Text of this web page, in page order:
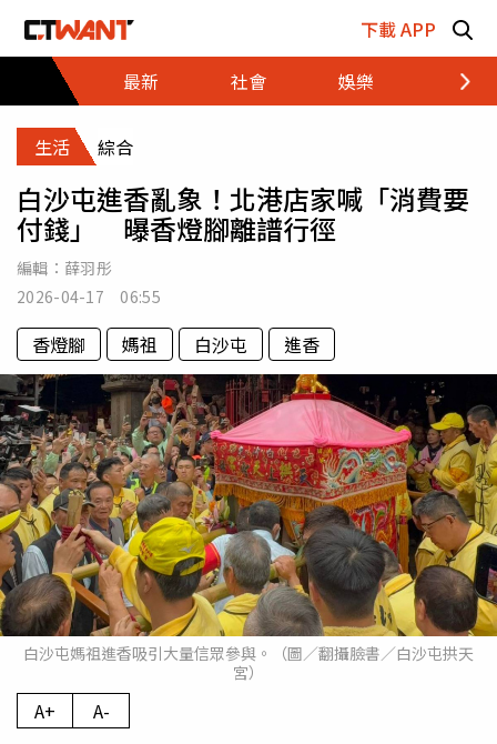
下載 APP
最新
社會 娛樂 財經
生活 綜合
白沙屯進香亂象！北港店家喊「消費要
付錢」 曝香燈腳離譜行徑
編輯： 薛羽彤
2026-04-17 06:55
香燈腳 媽祖 白沙屯 進香
白沙屯媽祖進香吸引大量信眾參與。（圖／翻攝臉書／白沙屯拱天
宮）
A+ A-